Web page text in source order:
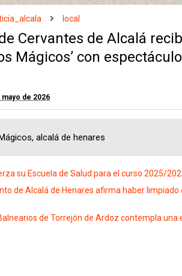
local
Cervantes de Alcalá
Mágicos’ con
de 2026
alcalá de henares
su Escuela de Salud para el curso 2025/
de Alcalá de Henares afirma haber
de Torrejón de Ardoz contempla